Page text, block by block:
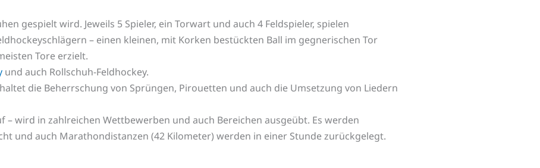
gespielt wird. Jeweils 5 Spieler, ein Torwart und auch 4 Feldspieler, spielen
– einen kleinen, mit Korken bestückten Ball im gegnerischen Tor
Tore erzielt.
und auch Rollschuh-Feldhockey.
die Beherrschung von Sprüngen, Pirouetten und auch die Umsetzung von Liedern
– wird in zahlreichen Wettbewerben und auch Bereichen ausgeübt. Es werden
und auch Marathondistanzen (42 Kilometer) werden in einer Stunde zurückgelegt.